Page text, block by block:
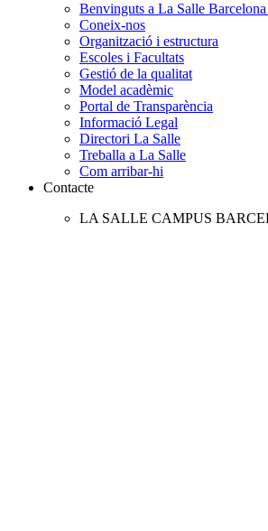
Benvinguts a La Salle
Coneix-nos
Organització i estructura
Escoles i Facultats
Gestió de la qualitat
Model acadèmic
Portal de Transparència
Informació Legal
Directori La Salle
Treballa a La Salle
Com arribar-hi
Contacte
LA SALLE CAMPUS